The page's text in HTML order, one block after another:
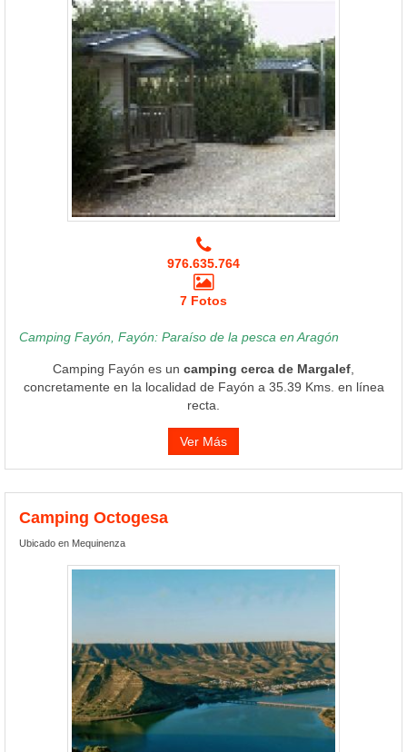
976.635.764
7 Fotos
Camping Fayón, Fayón: Paraíso de la pesca en Aragón
Camping Fayón es un camping cerca de Margalef
concretamente en la localidad de Fayón a 35.39 Kms. en línea
recta.
Ver Más
Camping Octogesa
Ubicado en Mequinenza